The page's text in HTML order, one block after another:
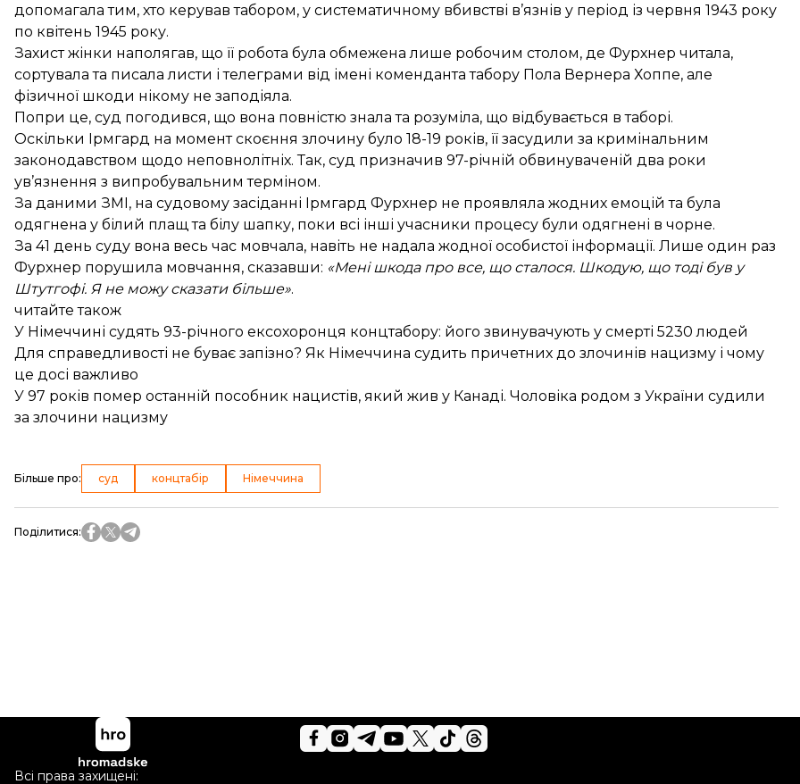
допомагала тим, хто керував табором, у систематичному вбивстві в’язнів у період із червня 1943 року
по квітень 1945 року.
Захист жінки наполягав, що її робота була обмежена лише робочим столом, де Фурхнер читала,
сортувала та писала листи і телеграми від імені коменданта табору Пола Вернера Хоппе, але
фізичної шкоди нікому не заподіяла.
Попри це, суд погодився, що вона повністю знала та розуміла, що відбувається в таборі.
Оскільки Ірмгард на момент скоєння злочину було 18-19 років, її засудили за кримінальним
законодавством щодо неповнолітніх. Так, суд призначив 97-річній обвинуваченій два роки
ув’язнення з випробувальним терміном.
За даними ЗМІ, на судовому засіданні Ірмгард Фурхнер не проявляла жодних емоцій та була
одягнена у білий плащ та білу шапку, поки всі інші учасники процесу були одягнені в чорне.
За 41 день суду вона весь час мовчала, навіть не надала жодної особистої інформації. Лише один раз
Фурхнер порушила мовчання, сказавши: «Мені шкода про все, що сталося. Шкодую, що тоді був у
Штутгофі. Я не можу сказати більше».
читайте також
У Німеччині судять 93-річного ексохоронця концтабору: його звинувачують у смерті 5230 людей
Для справедливості не буває запізно? Як Німеччина судить причетних до злочинів нацизму і чому
це досі важливо
У 97 років помер останній пособник нацистів, який жив у Канаді. Чоловіка родом з України судили
за злочини нацизму
Більше про: суд концтабір Німеччина
Поділитися:
Всі права захищені: